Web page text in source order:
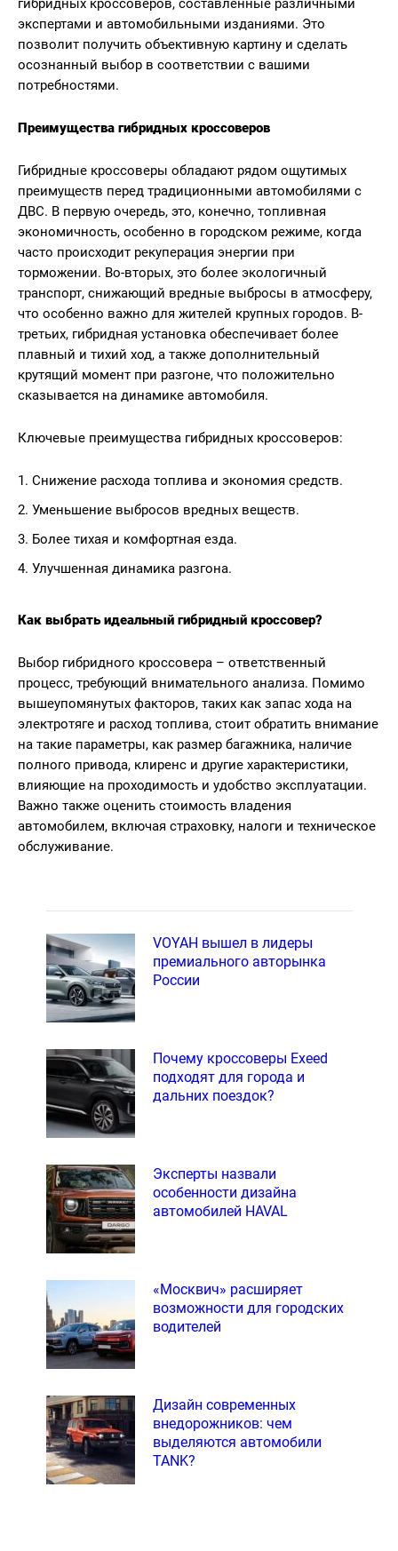
экспертами и автомобильными изданиями. Это
позволит получить объективную картину и сделать
осознанный выбор в соответствии с вашими
потребностями.
Преимущества гибридных кроссоверов
Гибридные кроссоверы обладают рядом ощутимых
преимуществ перед традиционными автомобилями с
ДВС. В первую очередь, это, конечно, топливная
экономичность, особенно в городском режиме, когда
часто происходит рекуперация энергии при
торможении. Во-вторых, это более экологичный
транспорт, снижающий вредные выбросы в атмосферу,
что особенно важно для жителей крупных городов. В-
третьих, гибридная установка обеспечивает более
плавный и тихий ход, а также дополнительный
крутящий момент при разгоне, что положительно
сказывается на динамике автомобиля.
Ключевые преимущества гибридных кроссоверов:
Снижение расхода топлива и экономия средств.
Уменьшение выбросов вредных веществ.
Более тихая и комфортная езда.
Улучшенная динамика разгона.
Как выбрать идеальный гибридный кроссовер?
Выбор гибридного кроссовера – ответственный
процесс, требующий внимательного анализа. Помимо
вышеупомянутых факторов, таких как запас хода на
электротяге и расход топлива, стоит обратить внимание
на такие параметры, как размер багажника, наличие
полного привода, клиренс и другие характеристики,
влияющие на проходимость и удобство эксплуатации.
Важно также оценить стоимость владения
автомобилем, включая страховку, налоги и техническое
обслуживание.
VOYAH вышел в лидеры
премиального авторынка
России
Почему кроссоверы Exeed
подходят для города и
дальних поездок?
Эксперты назвали
особенности дизайна
автомобилей HAVAL
«Москвич» расширяет
возможности для городских
водителей
Дизайн современных
внедорожников: чем
выделяются автомобили
TANK?